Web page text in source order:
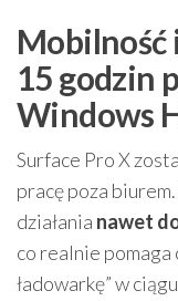
Mobilność
15 godzin
Windows
Surface Pro X
pracę poza
działania nawet
co realnie pomaga
ładowarkę” w